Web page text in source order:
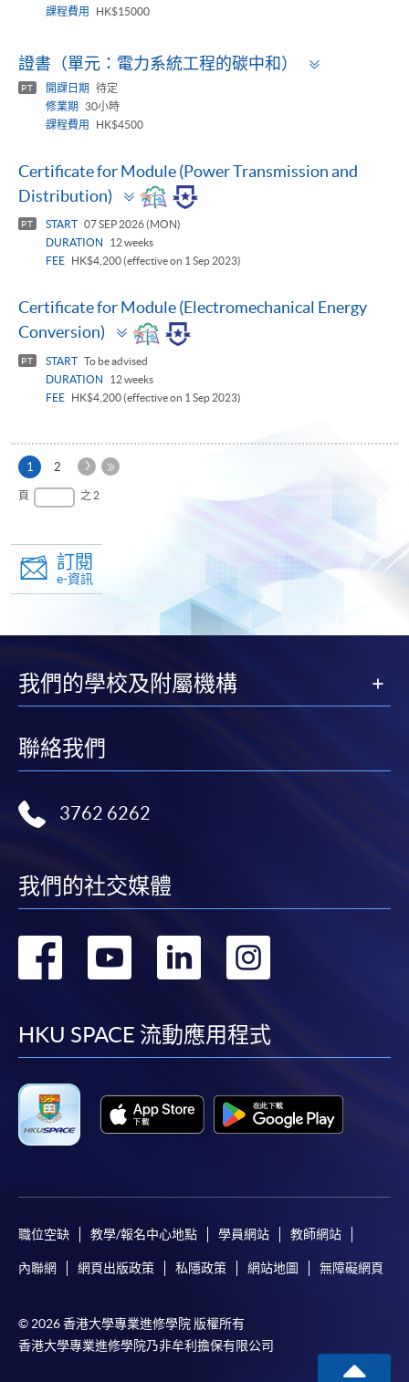
課程費用
HK$15000
證書（單元：電力系統工程的碳中和）
PT 開課日期
待定
修業期
30小時
課程費用
HK$4500
Certificate for Module (Power Transmission and
Distribution)
Toggle
panel
PT START 07 SEP 2026 (MON)
DURATION
12 weeks
FEE
HK$4,200 (effective on 1 Sep 2023)
Certificate for Module (Electromechanical Energy
Conversion)
Toggle
panel
PT START To be advised
DURATION
12 weeks
FEE
HK$4,200 (effective on 1 Sep 2023)
1 本
頁
2
下
頁
頁 之 2
訂閱
e-資訊
我們的學校及附屬機構
聯絡我們
3762 6262
我們的社交媒體
轉
facebook
轉
youtube
轉
linkedin
轉
HKU SPACE 流動應用程式
職位空缺 教學/報名中心地點 學員網站 教師網站
內聯網 網頁出版政策 私隱政策 網站地圖 無障礙網頁
© 2026 香港大學專業進修學院 版權所有
香港大學專業進修學院乃非牟利擔保有限公司